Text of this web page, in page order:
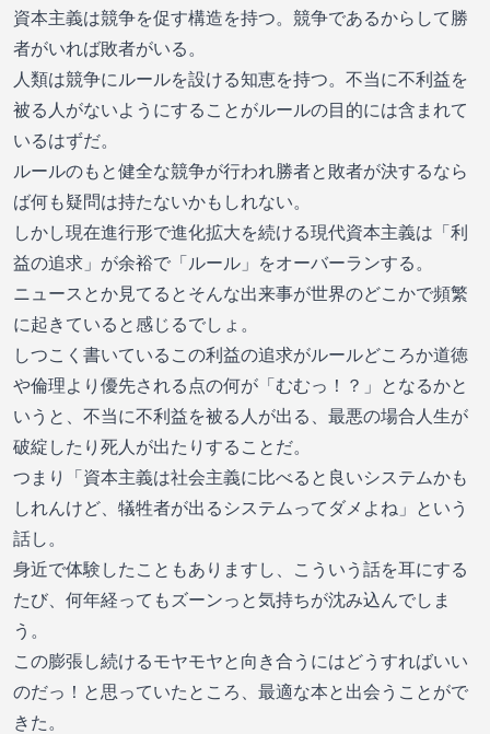
資本主義は競争を促す構造を持つ。競争であるからして勝
者がいれば敗者がいる。
人類は競争にルールを設ける知恵を持つ。不当に不利益を
被る人がないようにすることがルールの目的には含まれて
いるはずだ。
ルールのもと健全な競争が行われ勝者と敗者が決するなら
ば何も疑問は持たないかもしれない。
しかし現在進行形で進化拡大を続ける現代資本主義は「利
益の追求」が余裕で「ルール」をオーバーランする。
ニュースとか見てるとそんな出来事が世界のどこかで頻繁
に起きていると感じるでしょ。
しつこく書いているこの利益の追求がルールどころか道徳
や倫理より優先される点の何が「むむっ！？」となるかと
いうと、不当に不利益を被る人が出る、最悪の場合人生が
破綻したり死人が出たりすることだ。
つまり「資本主義は社会主義に比べると良いシステムかも
しれんけど、犠牲者が出るシステムってダメよね」という
話し。
身近で体験したこともありますし、こういう話を耳にする
たび、何年経ってもズーンっと気持ちが沈み込んでしま
う。
この膨張し続けるモヤモヤと向き合うにはどうすればいい
のだっ！と思っていたところ、最適な本と出会うことがで
きた。